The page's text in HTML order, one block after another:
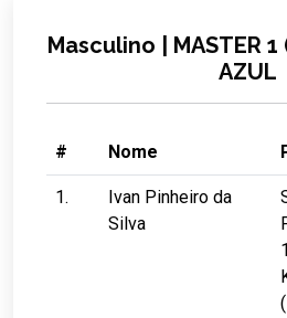
Masculino | MASTER 1
AZUL
# Nome
1.
Ivan Pinheiro da
Silva